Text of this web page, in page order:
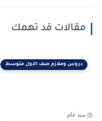
مقالات قد تهمك
دروس وملازم صف الاول متوسط
منذ عام